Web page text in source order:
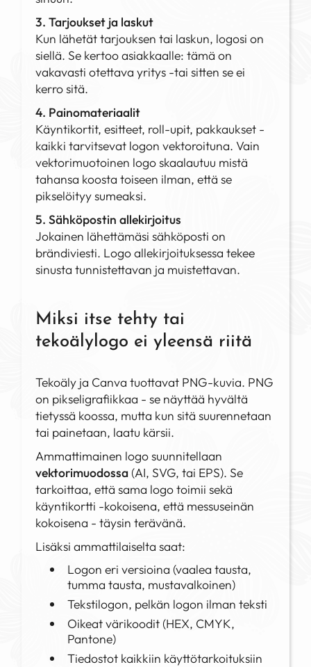
3. Tarjoukset ja laskut
Kun lähetät tarjouksen tai laskun, logosi on
siellä. Se kertoo asiakkaalle: tämä on
vakavasti otettava yritys -tai sitten se ei
kerro sitä.
4. Painomateriaalit
Käyntikortit, esitteet, roll-upit, pakkaukset -
kaikki tarvitsevat logon vektoroituna. Vain
vektorimuotoinen logo skaalautuu mistä
tahansa koosta toiseen ilman, että se
pikselöityy sumeaksi.
5. Sähköpostin allekirjoitus
Jokainen lähettämäsi sähköposti on
brändiviesti. Logo allekirjoituksessa tekee
sinusta tunnistettavan ja muistettavan.
Miksi itse tehty tai
tekoälylogo ei yleensä riitä
Tekoäly ja Canva tuottavat PNG-kuvia. PNG
on pikseligrafiikkaa - se näyttää hyvältä
tietyssä koossa, mutta kun sitä suurennetaan
tai painetaan, laatu kärsii.
Ammattimainen logo suunnitellaan
vektorimuodossa (AI, SVG, tai EPS). Se
tarkoittaa, että sama logo toimii sekä
käyntikortti -kokoisena, että messuseinän
kokoisena - täysin terävänä.
Lisäksi ammattilaiselta saat:
Logon eri versioina (vaalea tausta,
tumma tausta, mustavalkoinen)
Tekstilogon, pelkän logon ilman teksti
Oikeat värikoodit (HEX, CMYK,
Pantone)
Tiedostot kaikkiin käyttötarkoituksiin